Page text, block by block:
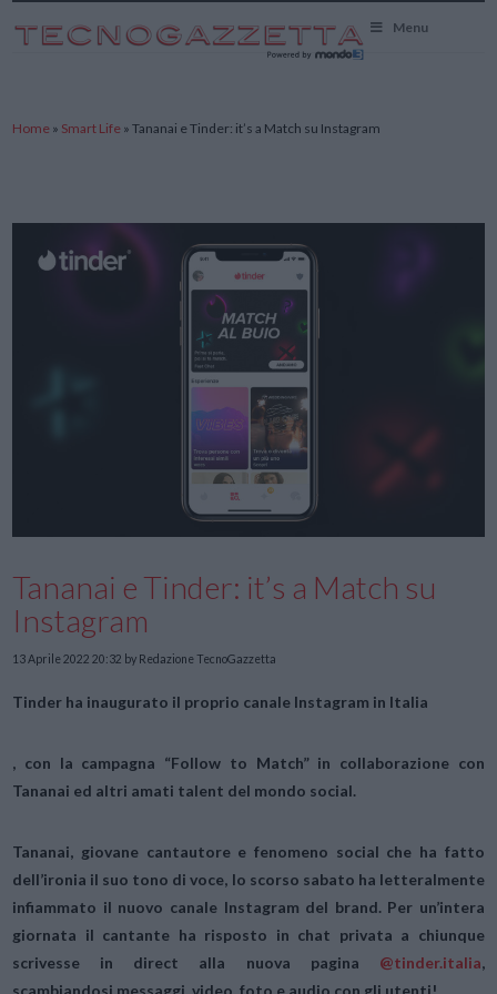
Menu
Home » Smart Life »Tananai e Tinder: it’s a Match su Instagram
Tananai e Tinder: it’s a Match su
Instagram
13 Aprile 2022 20:32 by Redazione TecnoGazzetta
Tinder ha inaugurato il proprio canale Instagram in Italia
, con la campagna “Follow to Match” in collaborazione con
Tananai ed altri amati talent del mondo social.
Tananai, giovane cantautore e fenomeno social che ha fatto
dell’ironia il suo tono di voce, lo scorso sabato ha letteralmente
infiammato il nuovo canale Instagram del brand. Per un’intera
giornata il cantante ha risposto in chat privata a chiunque
scrivesse in direct alla nuova pagina @tinder.italia,